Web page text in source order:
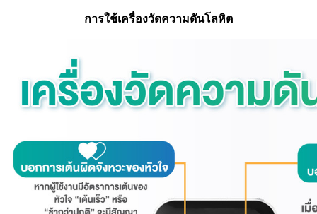
การใช้เครื่องวัดความดันโลหิต